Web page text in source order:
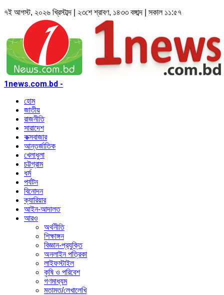
৭ই আগস্ট, ২০২৬ খ্রিস্টাব্দ | ২৩শে শ্রাবণ, ১৪৩৩ বঙ্গাব্দ | সকাল ১১:৫৭
1news.com.bd -
হোম
জাতীয়
রাজনীতি
সারাদেশ
কক্সবাজার
আন্তর্জাতিক
খেলাধুলা
চট্টগ্রাম
ধর্ম
পর্যটন
বিনোদন
ক্যারিয়ার
আইন-আদালত
আরও
অর্থনীতি
শিক্ষাঙ্গন
বিজ্ঞান-প্রযুক্তি
অনলাইন পত্রিকা
লাইফস্টাইল
কৃষি ও পরিবেশ
গণমাধ্যম
মতামত/লেখালেখি